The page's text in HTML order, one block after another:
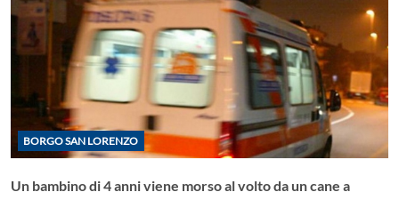
BORGO SAN LORENZO
Un bambino di 4 anni viene morso al volto da un cane a